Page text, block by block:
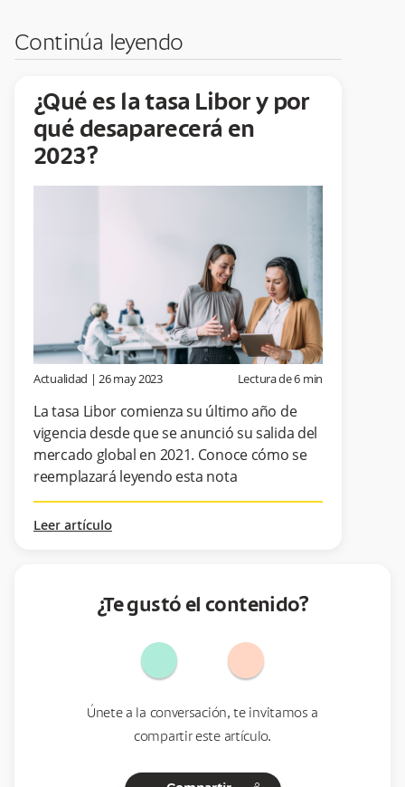
Continúa leyendo
¿Qué es la tasa Libor y por
qué desaparecerá en
2023?
Actualidad |26 may 2023 Lectura de6 min
La tasa Libor comienza su último año de
vigencia desde que se anunció su salida del
mercado global en 2021. Conoce cómo se
reemplazará leyendo esta nota
Leer artículo
¿Te gustó el contenido?
Únete a la conversación, te invitamos a
compartir este artículo.